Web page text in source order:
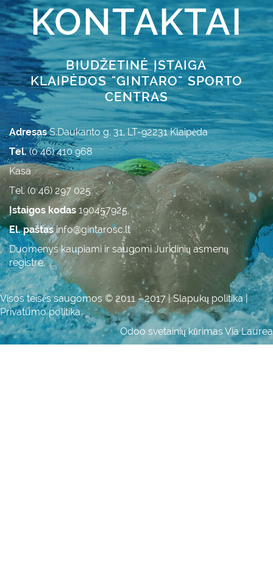
KONTAKTAI
BIUDŽETINĖ ĮSTAIGA
KLAIPĖDOS "GINTARO" SPORTO
CENTRAS
AdresasS.Daukanto g. 31, LT-92231 Klaipėda
Tel.(0 46) 410 968
Kasa
Tel. (0 46) 297 025
Įstaigos kodas 190457925
El. paštasinfo@gintarosc.lt
Duomenys kaupiami ir saugomi Juridinių asmenų
registre.
Visos teisės saugomos © 2011 - 2017 |Slapukų politika
Privatumo politika
Odoo svetainių kūrimasVia Laurea